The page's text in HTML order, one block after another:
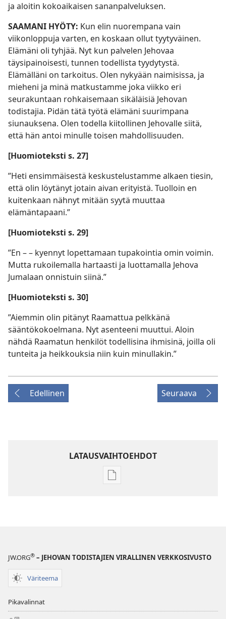
ja aloitin kokoaikaisen sananpalveluksen.
SAAMANI HYÖTY: Kun elin nuorempana vain
viikonloppuja varten, en koskaan ollut tyytyväinen.
Elämäni oli tyhjää. Nyt kun palvelen Jehovaa
täysipainoisesti, tunnen todellista tyydytystä.
Elämälläni on tarkoitus. Olen nykyään naimisissa, ja
mieheni ja minä matkustamme joka viikko eri
seurakuntaan rohkaisemaan sikäläisiä Jehovan
todistajia. Pidän tätä työtä elämäni suurimpana
siunauksena. Olen todella kiitollinen Jehovalle siitä,
että hän antoi minulle toisen mahdollisuuden.
[Huomioteksti s. 27]
”Heti ensimmäisestä keskustelustamme alkaen tiesin,
että olin löytänyt jotain aivan erityistä. Tuolloin en
kuitenkaan nähnyt mitään syytä muuttaa
elämäntapaani.”
[Huomioteksti s. 29]
”En – – kyennyt lopettamaan tupakointia omin voimin.
Mutta rukoilemalla hartaasti ja luottamalla Jehova
Jumalaan onnistuin siinä.”
[Huomioteksti s. 30]
”Aiemmin olin pitänyt Raamattua pelkkänä
sääntökokoelmana. Nyt asenteeni muuttui. Aloin
nähdä Raamatun henkilöt todellisina ihmisinä, joilla oli
tunteita ja heikkouksia niin kuin minullakin.”
Edellinen Seuraava
LATAUSVAIHTOEHDOT
Julkaisujen
JW.ORG® – JEHOVAN TODISTAJIEN VIRALLINEN VERKKOSIVUSTO
Väriteema
Pikavalinnat